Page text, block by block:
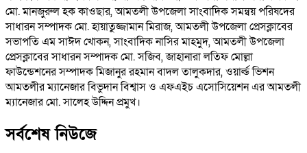
মো. মানজুরুল হক কাওছার, আমতলী উপজেলা সাংবাদিক সমন্বয় পরিষদের
সাধারন সম্পাদক মো. হায়াতুজ্জামান মিরাজ, আমতলী উপজেলা প্রেসক্লাবের
সভাপতি এম সাঈদ খোকন, সাংবাদিক নাসির মাহমুদ, আমতলী উপজেলা
প্রেসক্লাবের সাধারন সম্পাদক মো. সজিব, জাহানারা লতিফ মোল্লা
ফাউন্ডেশনের সম্পাদক মিজানুর রহমান বাদল তালুকদার, ওয়ার্ল্ড ভিশন
আমতলীর ম্যানেজার বিভুদান বিশ্বাস ও এফএইচ এসোসিয়েশন এর আমতলী
ম্যানেজার মো. সালেহ উদ্দিন প্রমুখ।
সর্বশেষ নিউজে